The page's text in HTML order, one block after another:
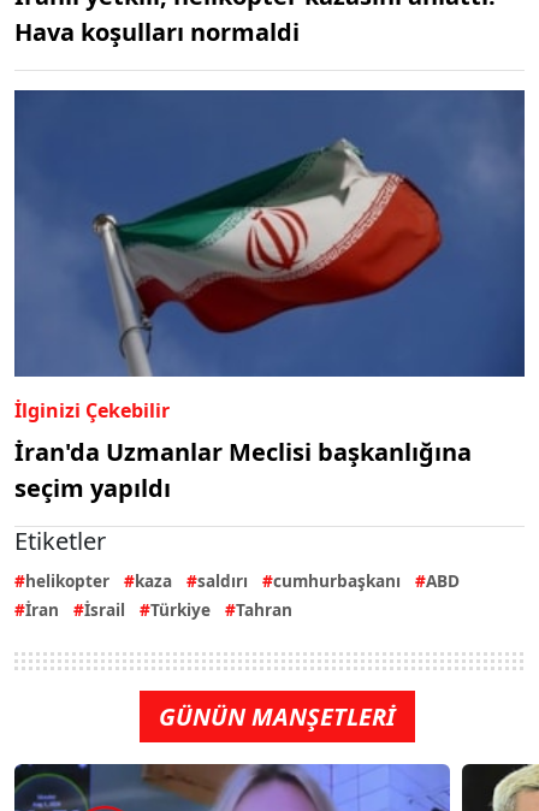
Hava koşulları normaldi
İlginizi Çekebilir
İran'da Uzmanlar Meclisi başkanlığına
seçim yapıldı
Etiketler
helikopter kaza saldırı cumhurbaşkanı
ABD
İran
İsrail Türkiye Tahran
GÜNÜN MANŞETLERİ